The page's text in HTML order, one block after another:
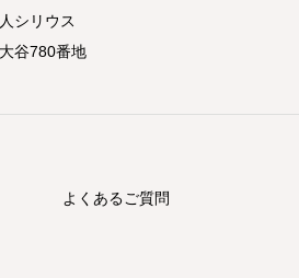
シリウス
谷780番地
よくあるご質問